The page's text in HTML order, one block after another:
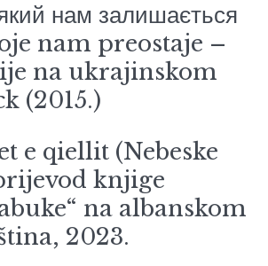
нам залишається
nam preostaje –
na ukrajinskom
(2015.)
qiellit (Nebeske
knjige
na albanskom
2023.